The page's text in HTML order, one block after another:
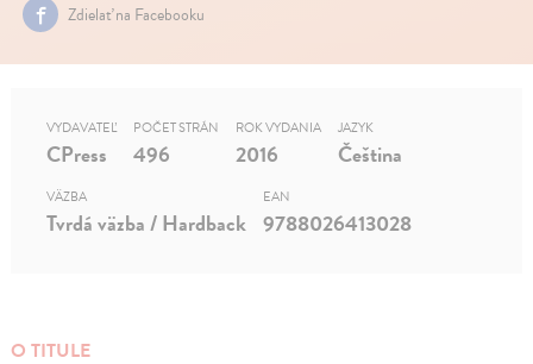
Zdielať na Facebooku
O TITULE
VYDAVATEĽ
CPress
POČET STRÁN
496
ROK VYDANIA
2016
JAZYK
Čeština
VÄZBA
Tvrdá väzba / Hardback
EAN
9788026413028